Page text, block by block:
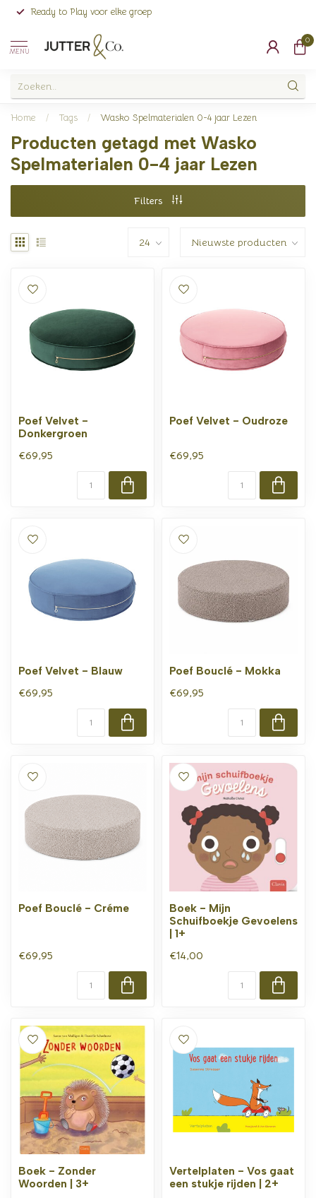
Ready to Play voor elke groep
MENU
0
Home / Tags / Wasko Spelmaterialen 0-4 jaar Lezen
Producten getagd met Wasko
Spelmaterialen 0-4 jaar Lezen
Filters
Poef Velvet -
Donkergroen
€69,95
Poef Velvet - Oudroze
€69,95
Poef Velvet - Blauw
€69,95
Poef Bouclé - Mokka
€69,95
Poef Bouclé - Créme
€69,95
Boek - Mijn
Schuifboekje Gevoelens
| 1+
€14,00
Boek - Zonder
Woorden | 3+
Vertelplaten - Vos gaat
een stukje rijden | 2+